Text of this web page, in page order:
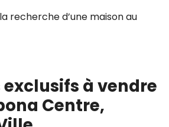
recherche d’une maison au
à vendre
Centre,